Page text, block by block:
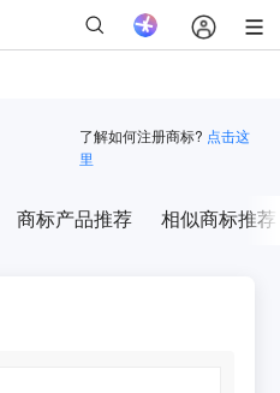
了解如何注册商标? 点击这
里
商标产品推荐 相似商标推荐